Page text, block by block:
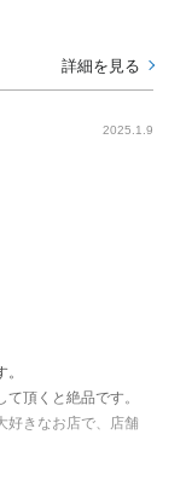
詳細を見る
2025.1.9
頂くと絶品です。
好きなお店で、店舗